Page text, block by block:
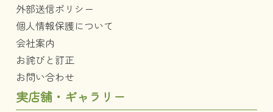
外部送信ポリシー
個人情報保護について
会社案内
お詫びと訂正
お問い合わせ
実店舗・ギャラリー